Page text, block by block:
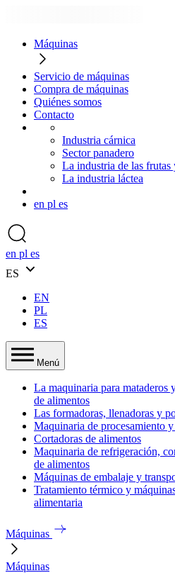
Máquinas
Servicio de máquinas
Compra de máquinas
Quiénes somos
Contacto
Industria cárnica
Sector panadero
La industria de las frutas
La industria láctea
en pl es
en pl es
ES
EN
PL
ES
Menú
La maquinaria para mataderos
de alimentos
Las formadoras, llenadoras y
Maquinaria de procesamiento
Cortadoras de alimentos
Maquinaria de refrigeración,
de alimentos
Máquinas de embalaje y
Tratamiento térmico y
alimentaria
Máquinas
Máquinas